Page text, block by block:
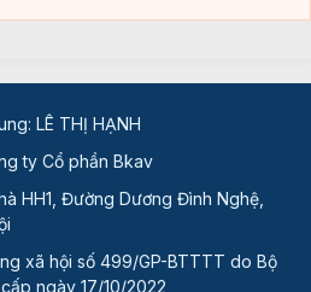
LÊ THỊ HẠNH
ty Cổ phần Bkav
HH1, Đường Dương Đình Nghệ,
xã hội số 499/GP-BTTTT do Bộ
ngày 17/10/2022